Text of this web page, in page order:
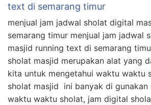
text di semarang timur
menjual jam jadwal sholat digital
semarang timur menjual jam jadwal
masjid running text di semarang
sholat masjid merupakan alat yang
kita untuk mengetahui waktu waktu
sholat masjid ini banyak di gunakan
waktu waktu sholat, jam digital